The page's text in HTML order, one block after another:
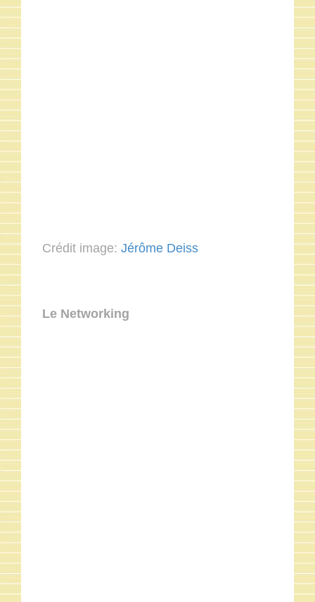
Crédit image: Jérôme Deiss
Le Networking